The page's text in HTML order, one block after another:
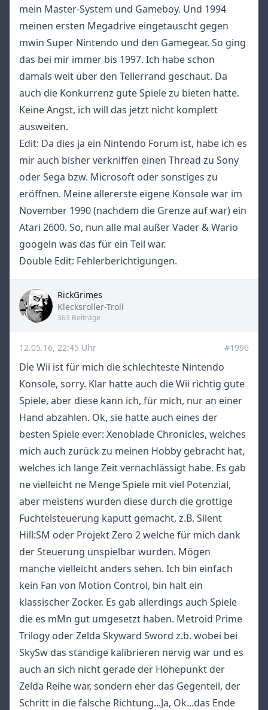
mein Master-System und Gameboy. Und 1994
meinen ersten Megadrive eingetauscht gegen
mwin Super Nintendo und den Gamegear. So ging
das bei mir immer bis 1997. Ich habe schon
damals weit über den Tellerrand geschaut. Da
auch die Konkurrenz gute Spiele zu bieten hatte.
Keine Angst, ich will das jetzt nicht komplett
ausweiten.
Edit: Da dies ja ein Nintendo Forum ist, habe ich es
mir auch bisher verkniffen einen Thread zu Sony
oder Sega bzw. Microsoft oder sonstiges zu
eröffnen. Meine allererste eigene Konsole war im
November 1990 (nachdem die Grenze auf war) ein
Atari 2600. So, nun alle mal außer Vader & Wario
googeln was das für ein Teil war.
Double Edit: Fehlerberichtigungen.
RickGrimes
Title
Klecksroller-Troll
363 Beiträge
12.05.16, 22:45 Uhr #1996
Die Wii ist für mich die schlechteste Nintendo
Konsole, sorry. Klar hatte auch die Wii richtig gute
Spiele, aber diese kann ich, für mich, nur an einer
Hand abzählen. Ok, sie hatte auch eines der
besten Spiele ever: Xenoblade Chronicles, welches
mich auch zurück zu meinen Hobby gebracht hat,
welches ich lange Zeit vernachlässigt habe. Es gab
ne vielleicht ne Menge Spiele mit viel Potenzial,
aber meistens wurden diese durch die grottige
Fuchtelsteuerung kaputt gemacht, z.B. Silent
Hill:SM oder Projekt Zero 2 welche für mich dank
der Steuerung unspielbar wurden. Mögen
manche vielleicht anders sehen. Ich bin einfach
kein Fan von Motion Control, bin halt ein
klassischer Zocker. Es gab allerdings auch Spiele
die es mMn gut umgesetzt haben. Metroid Prime
Trilogy oder Zelda Skyward Sword z.b. wobei bei
SkySw das ständige kalibrieren nervig war und es
auch an sich nicht gerade der Höhepunkt der
Zelda Reihe war, sondern eher das Gegenteil, der
Schritt in die falsche Richtung...Ja, Ok...das Ende